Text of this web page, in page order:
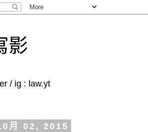
影
/ ig : law.yt
月 02, 2015